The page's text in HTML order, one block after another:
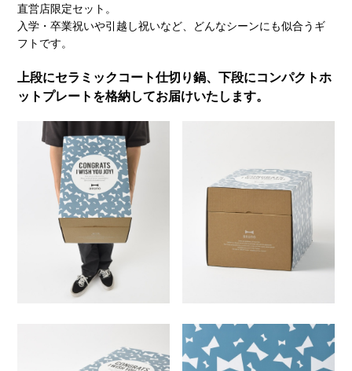
直営店限定セット。
入学・卒業祝いや引越し祝いなど、どんなシーンにも似合うギ
フトです。
上段にセラミックコート仕切り鍋、下段にコンパクトホ
ットプレートを格納してお届けいたします。